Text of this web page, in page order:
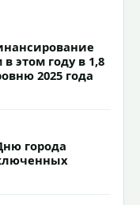
этом году в 1,8
2025 года
города